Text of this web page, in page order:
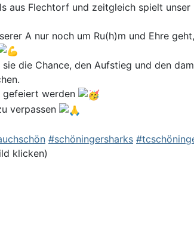
aus Flechtorf und zeitgleich spielt unser
A nur noch um Ru(h)m und Ehre
die Chance, den Aufstieg und den
gefeiert werden
verpassen
#schöningersharks
klicken)